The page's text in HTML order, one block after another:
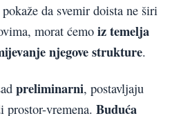
da svemir doista ne širi
morat ćemo iz temelja
njegove strukture.
preliminarni, postavljaju
vremena. Buduća